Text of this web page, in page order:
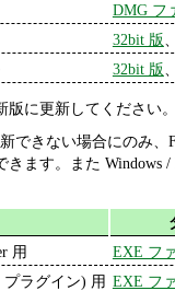
DMG フ
32bit 版、
32bit 版、
版に更新してください。
きない場合にのみ、
ます。また Windows
用 EXE フ
ラグイン) 用 EXE フ